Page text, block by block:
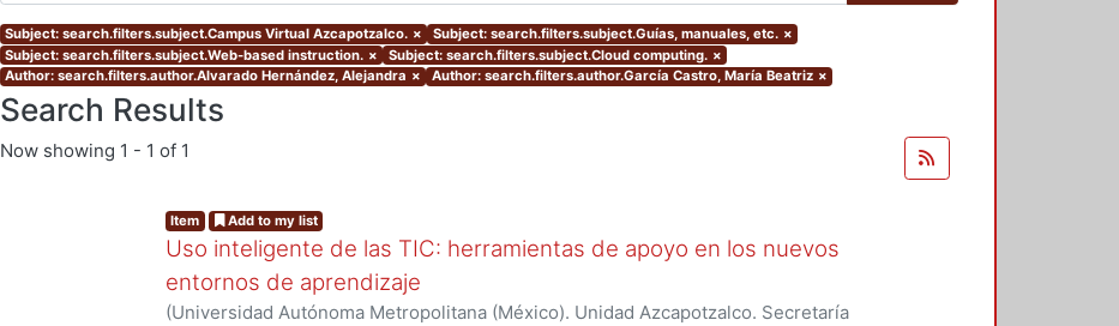
Subject: search.filters.subject.Campus Virtual Azcapotzalco. × Subject: search.filters.subject.Guías, manuales, etc. ×
Subject: search.filters.subject.Web-based instruction. × Subject: search.filters.subject.Cloud computing. ×
Author: search.filters.author.Alvarado Hernández, Alejandra × Author: search.filters.author.García Castro, María Beatriz ×
Search Results
Now showing 1 - 1 of 1
Item Add to my list
Uso inteligente de las TIC: herramientas de apoyo en los nuevos
entornos de aprendizaje
(Universidad Autónoma Metropolitana (México). Unidad Azcapotzalco. Secretaría